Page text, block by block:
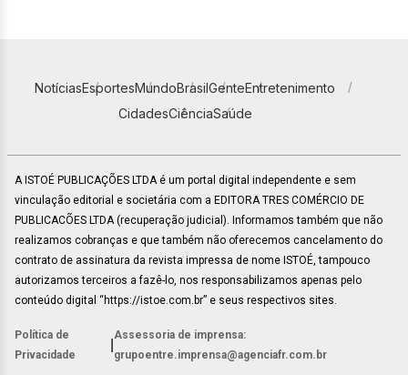
NotíciasEsportesMundoBrasilGenteEntretenimento
CidadesCiênciaSaúde
A ISTOÉ PUBLICAÇÕES LTDA é um portal digital independente e sem
vinculação editorial e societária com a EDITORA TRES COMÉRCIO DE
PUBLICACÕES LTDA (recuperação judicial). Informamos também que não
realizamos cobranças e que também não oferecemos cancelamento do
contrato de assinatura da revista impressa de nome ISTOÉ, tampouco
autorizamos terceiros a fazê-lo, nos responsabilizamos apenas pelo
conteúdo digital “https://istoe.com.br” e seus respectivos sites.
Política de
Privacidade
Assessoria de imprensa:
grupoentre.imprensa@agenciafr.com.br